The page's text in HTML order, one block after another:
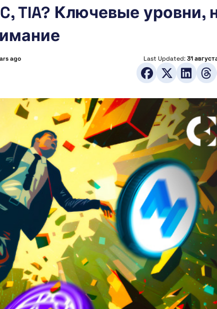
TIA? Ключевые уровни,
ago Last Updated:31